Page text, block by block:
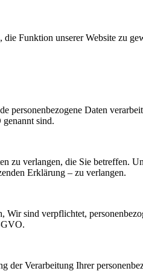
Funktion unserer Website zu
Daten
sind.
zu verlangen, die Sie betreffen.
Erklärung – zu verlangen.
Wir sind verpflichtet,
der Verarbeitung Ihrer